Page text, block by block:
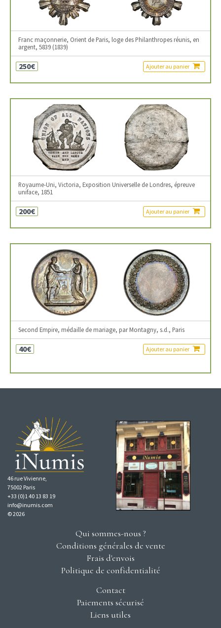
Franc maçonnerie, Orient de Paris, loge des Philanthropes réunis, en
argent, 5839 (1839)
250€ Ajouter au panier
Royaume-Uni, Victoria, Exposition Universelle de Londres, épreuve
uniface, 1851
200€ Ajouter au panier
Second Empire, médaille de mariage, par Montagny, s.d., Paris
40€ Ajouter au panier
46 rue Vivienne,
75002 Paris
+33 (0)1 40 13 83 19
info@inumis.com
© 2026
Qui sommes-nous ?
Conditions générales de vente
Frais d'envois
Politique de confidentialité
Contact
Paiements sécurisé
Liens utiles